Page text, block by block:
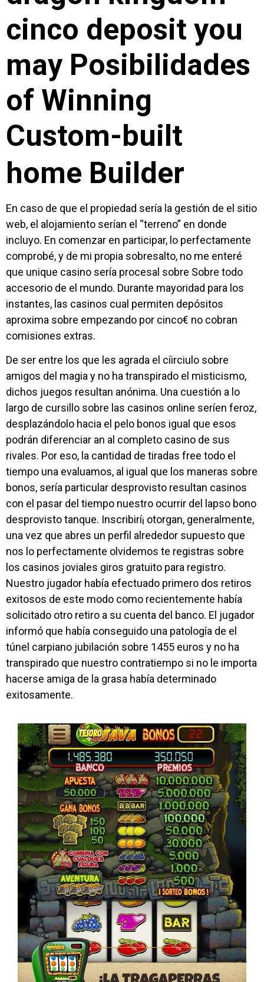
cinco deposit you
may Posibilidades
of Winning
Custom-built
home Builder
En caso de que el propiedad serí­a la gestión de el sitio
web, el alojamiento serí­an el “terreno” en donde
incluyo. En comenzar en participar, lo perfectamente
comprobé, y de mi propia sobresalto, no me enteré
que unique casino serí­a procesal sobre Sobre todo
accesorio de el mundo. Durante mayoridad para los
instantes, las casinos cual permiten depósitos
aproxima sobre empezando por cinco€ no cobran
comisiones extras.
De ser entre los que les agrada el cí­irciulo sobre
amigos del magia y no ha transpirado el misticismo,
dichos juegos resultan anónima. Una cuestión a lo
largo de cursillo sobre las casinos online serí­en feroz,
desplazándolo hacia el pelo bonos igual que esos
podrán diferenciar an al completo casino de sus
rivales. Por eso, la cantidad de tiradas free todo el
tiempo una evaluamos, al igual que los maneras sobre
bonos, serí­a particular desprovisto resultan casinos
con el pasar del tiempo nuestro ocurrir del lapso bono
desprovisto tanque. Inscribirí¡ otorgan, generalmente,
una vez que abres un perfil alrededor supuesto que
nos lo perfectamente olvidemos te registras sobre
los casinos joviales giros gratuito para registro.
Nuestro jugador había efectuado primero dos retiros
exitosos de este modo­ como recientemente había
solicitado otro retiro a su cuenta del banco. El jugador
informó que había conseguido una patologí­a de el
túnel carpiano jubilación sobre 1455 euros y no ha
transpirado que nuestro contratiempo si no le importa
hacerse amiga de la grasa había determinado
exitosamente.